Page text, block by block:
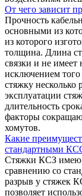
От чего зависит
Прочность
основными из
из которого
толщина. Длина
связки и не имеет
исключением того
стяжку несколько
эксплуатации
длительность
факторы
хомутов.
Какие
стандартными
Стяжки КСЗ имею
сравнению со
разрыв у стяжек
позволяет